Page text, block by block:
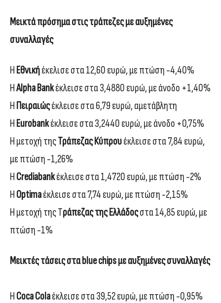
Mεικτά πρόσημα στις τράπεζες με αυξημένες
συναλλαγές
Η Εθνικήέκελισε στα 12,60 ευρώ, με πτώση -4,40%
ΗAlphaBankέκλεισε στα 3,4880 ευρώ, με άνοδο +1,40%
Η Πειραιώςέκλεισε στα 6,79 ευρώ, αμετάβλητη
Η Eurobankέκλεισε στα 3,2440 ευρώ, με άνοδο +0,75%
Η μετοχή τηςΤράπεζας Κύπρουέκλεισε στα 7,84 ευρώ,
με πτώση -1,26%
Η Crediabankέκλεισε στα 1,4720 ευρώ, με πτώση -2%
Η Optimaέκλεισε στα 7,74 ευρώ, με πτώση -2,15%
Η μετοχή της Τράπεζας της Ελλάδοςστα 14,85 ευρώ, με
πτώση -1%
Μεικτές τάσεις στα blue chips με αυξημένες συναλλαγές
Η Coca Colaέκλεισε στα 39,52 ευρώ, με πτώση -0,95%